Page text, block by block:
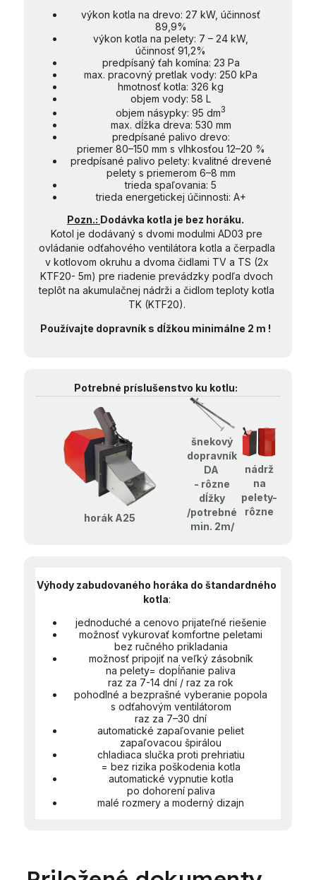
výkon kotla na drevo: 27 kW, účinnosť
89,9%
výkon kotla na pelety: 7 – 24 kW,
účinnosť 91,2%
predpísaný ťah komína: 23 Pa
max. pracovný pretlak vody: 250 kPa
hmotnosť kotla: 326 kg
objem vody: 58 L
objem násypky: 95 dm3
max. dĺžka dreva: 530 mm
predpísané palivo drevo:
priemer 80–150 mm s vlhkosťou 12–20 %
predpísané palivo pelety: kvalitné drevené
pelety s priemerom 6–8 mm
trieda spaľovania: 5
trieda energetickej účinnosti: A+
Pozn.: Dodávka kotla je bez horáku.
Kotol je dodávaný s dvomi modulmi AD03 pre
ovládanie odťahového ventilátora kotla a čerpadla
v kotlovom okruhu a dvoma čidlami TV a TS (2x
KTF20- 5m) pre riadenie prevádzky podľa dvoch
teplôt na akumulačnej nádrži a čidlom teploty kotla
TK (KTF20).
Používajte dopravník s dĺžkou minimálne 2 m !
Potrebné príslušenstvo ku kotlu:
horák A25
šnekový
dopravník
DA
- rôzne
dĺžky
/potrebné
min. 2m/
nádrž
na
pelety-
rôzne
Výhody zabudovaného horáka do štandardného
kotla:
jednoduché a cenovo prijateľné riešenie
možnosť vykurovať komfortne peletami
bez ručného prikladania
možnosť pripojiť na veľký zásobník
na pelety= dopĺňanie paliva
raz za 7-14 dní / raz za rok
pohodlné a bezprašné vyberanie popola
s odťahovým ventilátorom
raz za 7–30 dní
automatické zapaľovanie peliet
zapaľovacou špirálou
chladiaca slučka proti prehriatiu
= bez rizika poškodenia kotla
automatické vypnutie kotla
po dohorení paliva
malé rozmery a moderný dizajn